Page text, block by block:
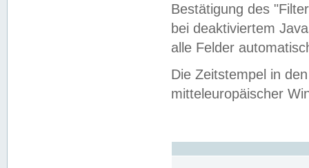
Bestätigung des
bei deaktiviertem
alle Felder
Die Zeitstempel in
mitteleuropäischer